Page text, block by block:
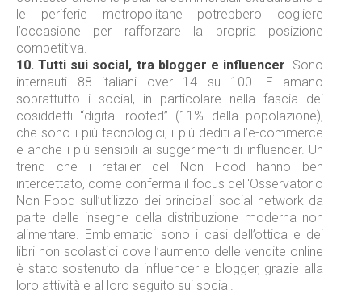
le periferie metropolitane potrebbero cogliere
l’occasione per rafforzare la propria posizione
competitiva.
10. Tutti sui social, tra blogger e influencer . Sono
internauti 88 italiani over 14 su 100. E amano
soprattutto i social, in particolare nella fascia dei
cosiddetti “digital rooted” (11% della popolazione),
che sono i più tecnologici, i più dediti all’e-commerce
e anche i più sensibili ai suggerimenti di influencer. Un
trend che i retailer del Non Food hanno ben
intercettato, come conferma il focus dell'Osservatorio
Non Food sull’utilizzo dei principali social network da
parte delle insegne della distribuzione moderna non
alimentare. Emblematici sono i casi dell’ottica e dei
libri non scolastici dove l’aumento delle vendite online
è stato sostenuto da influencer e blogger, grazie alla
loro attività e al loro seguito sui social.